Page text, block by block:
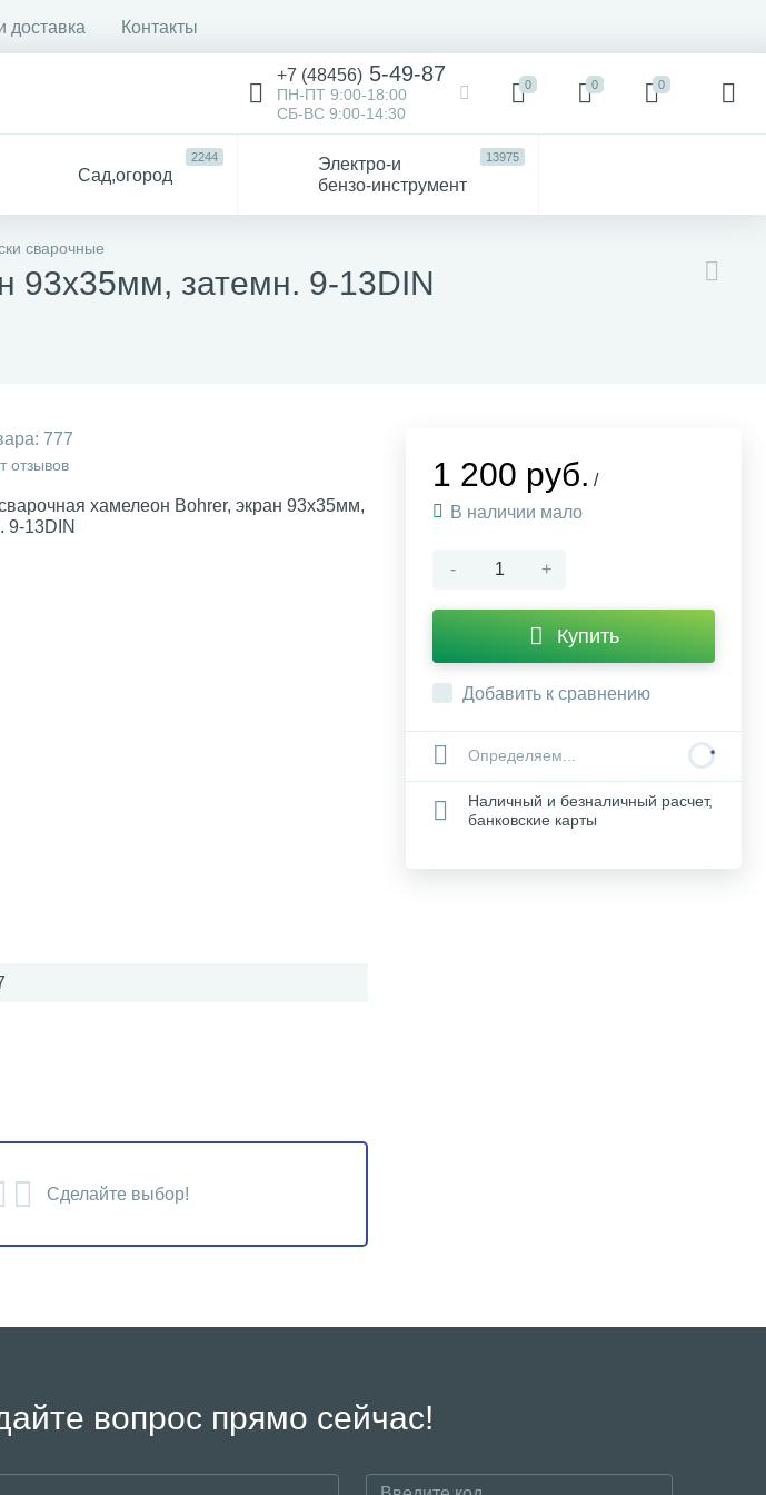
доставка Контакты
+7 (48456) 5-49-87
ПН-ПТ 9:00-18:00
СБ-ВС 9:00-14:30
0 0 0
Сад,огород
2244
Электро-и
бензо-инструмент
13975
сварочные
93х35мм, затемн. 9-13DIN
777
отзывов
хамелеон Bohrer, экран 93х35мм,
9-13DIN
1 200 руб. /
В наличии мало
- +
Купить
Добавить к сравнению
Определяем...
Наличный и безналичный расчет,
банковские карты
Сделайте выбор!
вопрос прямо сейчас!